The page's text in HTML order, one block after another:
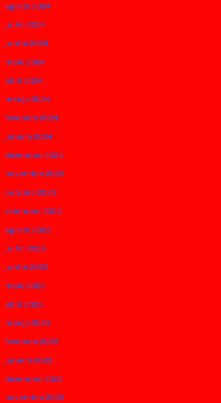
agosto 2024
julho 2024
junho 2024
maio 2024
abril 2024
março 2024
fevereiro 2024
janeiro 2024
dezembro 2023
novembro 2023
outubro 2023
setembro 2023
agosto 2023
julho 2023
junho 2023
maio 2023
abril 2023
março 2023
fevereiro 2023
janeiro 2023
dezembro 2022
novembro 2022